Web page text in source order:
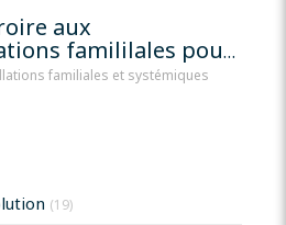
aux
famililales pour
familiales et systémiques
(19)